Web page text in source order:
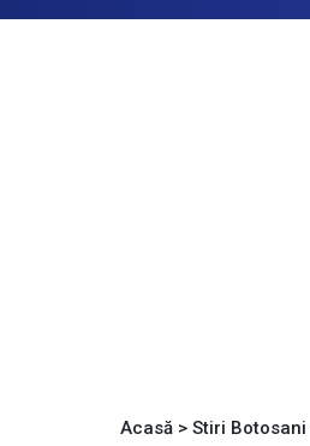
Acasă > Stiri Botosani